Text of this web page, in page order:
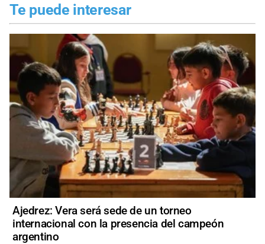
Te puede interesar
Ajedrez: Vera será sede de un torneo
internacional con la presencia del campeón
argentino